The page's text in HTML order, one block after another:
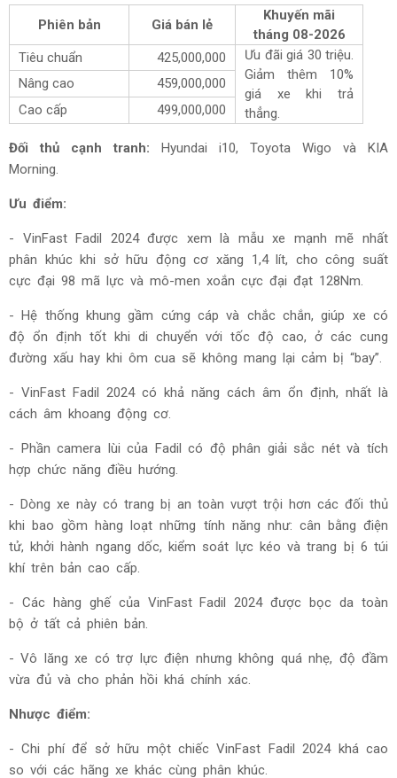
Phiên bản Giá bán lẻ
Khuyến mãi
tháng 08-2026
Tiêu chuẩn
425,000,000
Ưu đãi giá 30 triệu.
Giảm thêm 10%
giá xe khi trả
thẳng.
Nâng cao
459,000,000
Cao cấp
499,000,000
Đối thủ cạnh tranh:
Hyundai i10, Toyota Wigo và KIA
Morning.
Ưu điểm:
-
VinFast Fadil 2024 được xem là mẫu xe mạnh mẽ nhất
phân khúc khi sở hữu động cơ xăng 1,4 lít, cho công suất
cực đại 98 mã lực và mô-men xoắn cực đại đạt 128Nm.
- Hệ thống khung gầm cứng cáp và chắc chắn, giúp xe có
độ ổn định tốt khi di chuyển với tốc độ cao, ở các cung
đường xấu hay khi ôm cua sẽ không mang lại cảm bị “bay”.
- VinFast Fadil 2024 có khả năng cách âm ổn định, nhất là
cách âm khoang động cơ.
- Phần camera lùi của Fadil có độ phân giải sắc nét và tích
hợp chức năng điều hướng.
- Dòng xe này có trang bị an toàn vượt trội hơn các đối thủ
khi bao gồm hàng loạt những tính năng như: cân bằng điện
tử, khởi hành ngang dốc, kiểm soát lực kéo và trang bị 6 túi
khí trên bản cao cấp.
- Các hàng ghế của VinFast Fadil 2024 được bọc da toàn
bộ ở tất cả phiên bản.
- Vô lăng xe có trợ lực điện nhưng không quá nhẹ, độ đầm
vừa đủ và cho phản hồi khá chính xác.
Nhược điểm:
- Chi phí để sở hữu một chiếc VinFast Fadil 2024 khá cao
so với các hãng xe khác cùng phân khúc.